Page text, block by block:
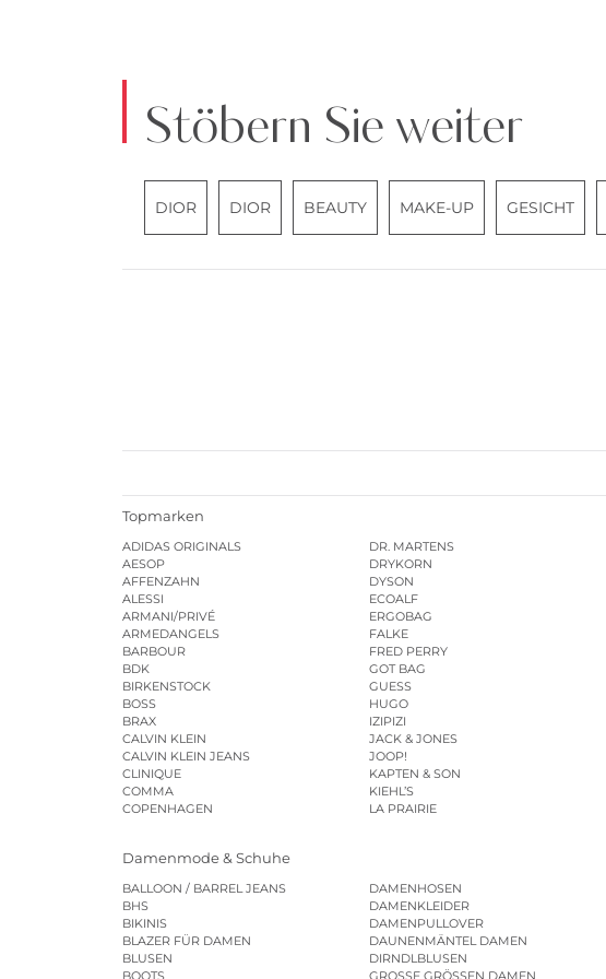
Stöbern Sie weiter
DIOR DIOR BEAUTY MAKE-UP GESICHT
Topmarken
ADIDAS ORIGINALS
AESOP
AFFENZAHN
ALESSI
ARMANI/PRIVÉ
ARMEDANGELS
BARBOUR
BDK
BIRKENSTOCK
BOSS
BRAX
CALVIN KLEIN
CALVIN KLEIN JEANS
CLINIQUE
COMMA
COPENHAGEN
DR. MARTENS
DRYKORN
DYSON
ECOALF
ERGOBAG
FALKE
FRED PERRY
GOT BAG
GUESS
HUGO
IZIPIZI
JACK & JONES
JOOP!
KAPTEN & SON
KIEHL’S
LA PRAIRIE
Damenmode & Schuhe
BALLOON / BARREL JEANS
BHS
BIKINIS
BLAZER FÜR DAMEN
BLUSEN
BOOTS
DAMENHOSEN
DAMENKLEIDER
DAMENPULLOVER
DAUNENMÄNTEL DAMEN
DIRNDLBLUSEN
GROSSE GRÖSSEN DAMEN